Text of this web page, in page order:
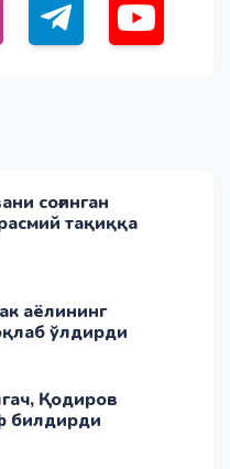
соғинган
тақиққа
аёлининг
ўлдирди
Қодиров
билдирди